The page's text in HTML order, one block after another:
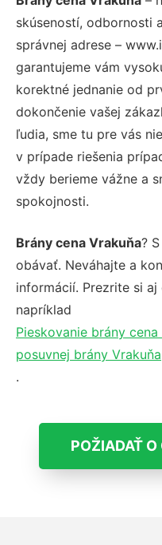
skúseností, odbornosti
správnej adrese –
garantujeme vám
korektné jednanie od
dokončenie vašej
ľudia, sme tu pre vás
v prípade riešenia
vždy berieme vážne a
spokojnosti.
Brány cena Vrakuňa?
obávať. Neváhajte a
informácií. Prezrite si
napríklad
Pieskovanie brány cena
posuvnej brány Vrakuňa
.
POŽIADAŤ O